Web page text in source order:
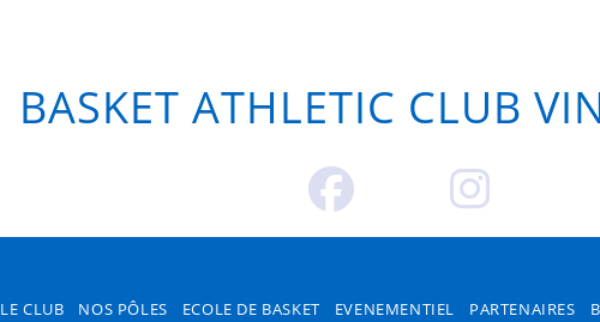
BASKET ATHLETIC CLUB
LE CLUB NOS PÔLES ECOLE DE BASKET EVENEMENTIEL PARTENAIRES